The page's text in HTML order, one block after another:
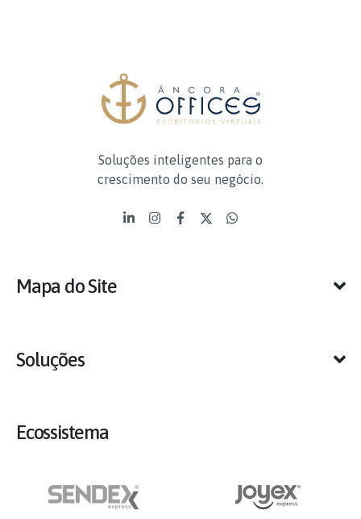
Soluções inteligentes para o
crescimento do seu negócio.
Mapa do Site
Soluções
Ecossistema